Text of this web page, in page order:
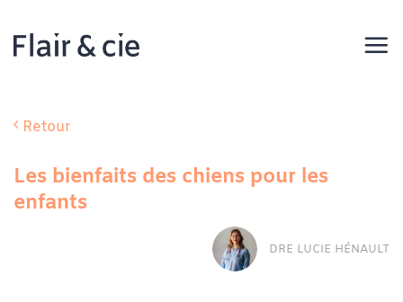
contenu
Retour
Les bienfaits des chiens pour les
enfants
DRE LUCIE HÉNAULT